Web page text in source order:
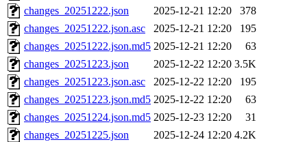
changes_20251222.json
2025-12-21 12:20
378
changes_20251222.json.asc
2025-12-21 12:20
195
changes_20251222.json.md5 2025-12-21 12:20
63
changes_20251223.json
2025-12-22 12:20 3.5K
changes_20251223.json.asc
2025-12-22 12:20
195
changes_20251223.json.md5 2025-12-22 12:20
63
changes_20251224.json.md5 2025-12-23 12:20
31
changes_20251225.json
2025-12-24 12:20 4.2K